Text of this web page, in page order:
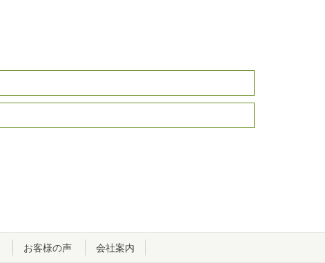
お客様の声 会社案内